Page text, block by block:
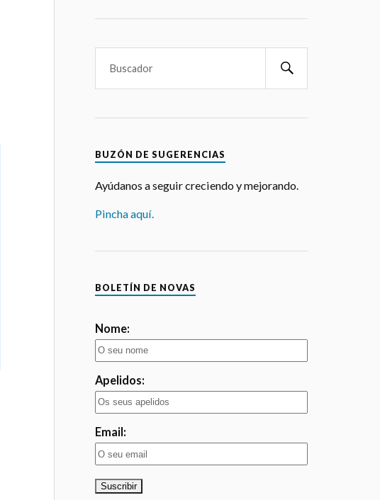
BUZÓN DE SUGERENCIAS
Ayúdanos a seguir creciendo y mejorando.
Pincha aquí.
BOLETÍN DE NOVAS
Nome:
Apelidos:
Email: